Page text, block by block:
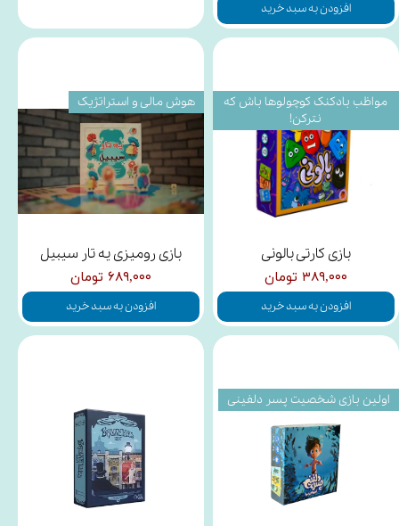
افزودن به سبد خرید
بازی کارتی بالونی
۳۸۹,۰۰۰ تومان
افزودن به سبد خرید
مواظب بادکنک کوچولوها باش که
نترکن!
بازی رومیزی یه تار سیبیل
۶۸۹,۰۰۰ تومان
افزودن به سبد خرید
هوش مالی و استراتژیک
اولین بازی شخصیت پسر دلفینی